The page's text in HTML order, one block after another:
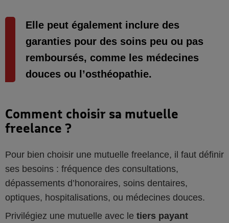
Elle peut également inclure des
garanties pour des soins peu ou pas
remboursés, comme les médecines
douces ou l’osthéopathie.
Comment choisir sa mutuelle
freelance ?
Pour bien choisir une mutuelle freelance, il faut définir
ses besoins : fréquence des consultations,
dépassements d’honoraires, soins dentaires,
optiques, hospitalisations, ou médecines douces.
Privilégiez une mutuelle avec le tiers payant